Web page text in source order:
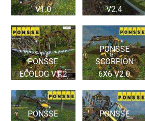
V1.0
V2.4
PONSSE
ECOLOG V1.2
PONSSE
SCORPION
6X6 V2.0
PONSSE
PONSSE